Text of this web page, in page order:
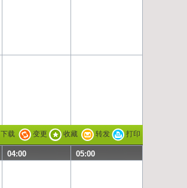
下载 变更 收藏 转发 打印
04:00 05:00